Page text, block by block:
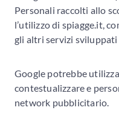
Personali raccolti allo
l’utilizzo di spiagge.it,
gli altri servizi sviluppati
Google potrebbe
contestualizzare e
network pubblicitario.